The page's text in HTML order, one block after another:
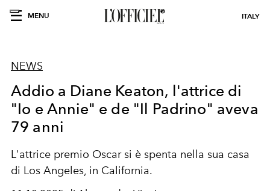
MENU ITALY
NEWS
Addio a Diane Keaton, l'attrice di
"Io e Annie" e de "Il Padrino" aveva
79 anni
L'attrice premio Oscar si è spenta nella sua casa
di Los Angeles, in California.